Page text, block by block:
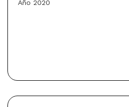
Año 2020